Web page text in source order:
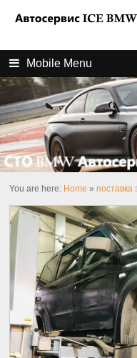
Mobile Menu
You are here: Home »поставка